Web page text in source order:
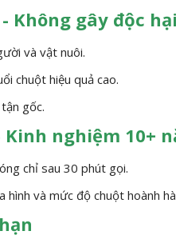
Không gây độc hại
và vật nuôi.
chuột hiệu quả cao.
gốc.
nghiệm 10+
chỉ sau 30 phút gọi.
và mức độ chuột hoành